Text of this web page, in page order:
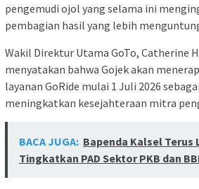
pengemudi ojol yang selama ini
pembagian hasil yang lebih
Wakil Direktur Utama GoTo, Catherine
menyatakan bahwa Gojek akan
layanan GoRide mulai 1 Juli 2026
meningkatkan kesejahteraan mitra
BACA JUGA: Bapenda Kalsel Terus
Tingkatkan PAD Sektor PKB dan